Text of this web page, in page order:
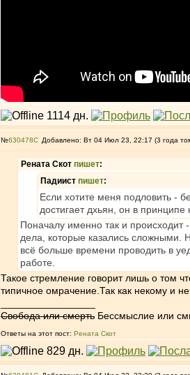
№630478 Добавлено: Вт 04 Июл 23, 22:17 (3 года
Рената Скот пишет:
Падиист пишет:
Если хотите меня подловить -
достигает дхьян, он в
Поначалу именно так и
дела, которые казались сложными.
всё больше времени проводить в
работе.
Такое стремление говорит лишь о том
типичное омрачение.Так как некому и
Свобода или смерть Бессмыслие или
Ответы на этот пост: Рената Скот